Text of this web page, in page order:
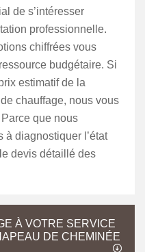
de s’intéresser
professionnelle.
chiffrées vous
budgétaire. Si
estimatif de la
chauffage, nous vous
que nous
à diagnostiquer l’état
devis détaillé des
À VOTRE SERVICE
DE CHEMINÉE